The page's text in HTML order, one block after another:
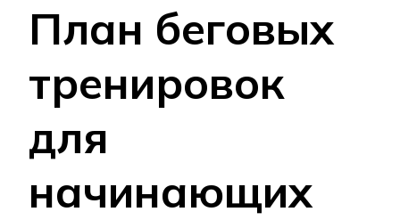
План беговых
тренировок
для
начинающих